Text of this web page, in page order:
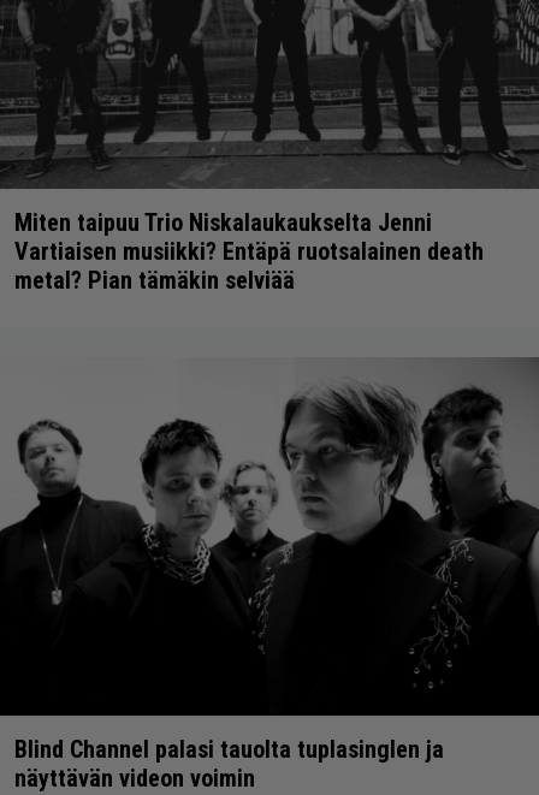
Miten taipuu Trio Niskalaukaukselta Jenni
Vartiaisen musiikki? Entäpä ruotsalainen death
metal? Pian tämäkin selviää
Blind Channel palasi tauolta tuplasinglen ja
näyttävän videon voimin